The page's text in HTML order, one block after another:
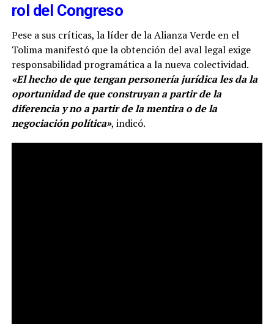
rol del Congreso
Pese a sus críticas, la líder de la Alianza Verde en el
Tolima manifestó que la obtención del aval legal exige
responsabilidad programática a la nueva colectividad.
«El hecho de que tengan personería jurídica les da la
oportunidad de que construyan a partir de la
diferencia y no a partir de la mentira o de la
negociación política», indicó.